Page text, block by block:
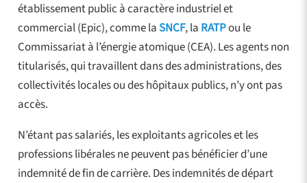
établissement public à caractère industriel et
commercial (Epic), comme laSNCF, la RATPou le
Commissariat à l’énergie atomique (CEA). Les agents non
titularisés, qui travaillent dans des administrations, des
collectivités locales ou des hôpitaux publics, n’y ont pas
accès.
N’étant pas salariés, les exploitants agricoles et les
professions libérales ne peuvent pas bénéficier d’une
indemnité de fin de carrière. Des indemnités de départ